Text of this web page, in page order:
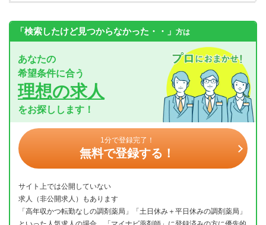
「検索したけど見つからなかった・・」 方は
あなたの
希望条件に合う
理想の求人
をお探しします！
1分で登録完了！
無料で登録する！
サイト上では公開していない
求人（非公開求人）もあります
「高年収かつ転勤なしの調剤薬局」「土日休み＋平日休みの調剤薬局」